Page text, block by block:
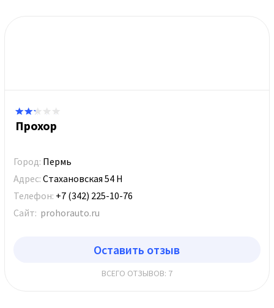
Прохор
Город: Пермь
Адрес: Стахановская 54 Н
Телефон: +7 (342) 225-10-76
Сайт: prohorauto.ru
Оставить отзыв
ВСЕГО ОТЗЫВОВ: 7